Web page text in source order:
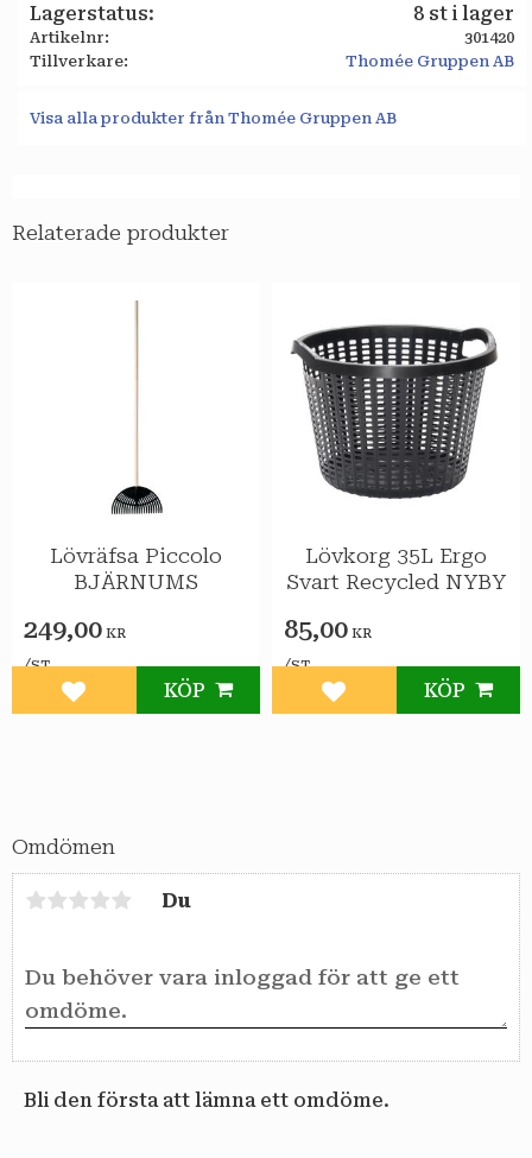
Lagerstatus 8 st i lager
Artikelnr
301420
Tillverkare
Thomée Gruppen AB
Visa alla produkter från Thomée Gruppen AB
Omdömen
Du
Bli den första att lämna ett omdöme.
Relaterade produkter
Lövräfsa Piccolo
BJÄRNUMS
249,00 KR
/ST
Lägg till i favoriter
KÖP
Lövkorg 35L Ergo
Svart Recycled NYBY
85,00 KR
/ST
Lägg till i favoriter
KÖP